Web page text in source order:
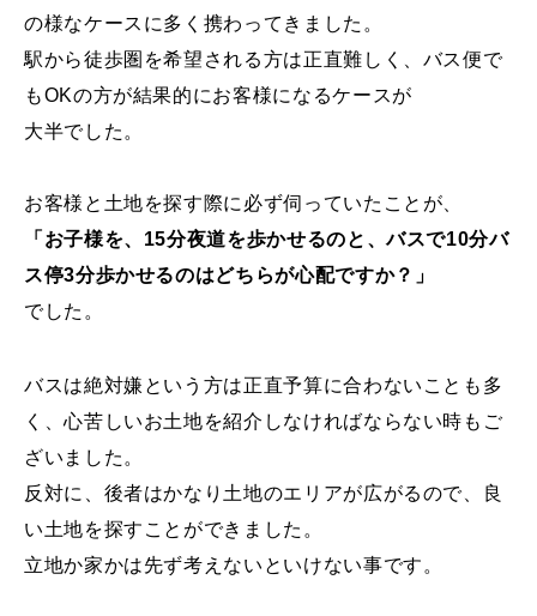
の様なケースに多く携わってきました。
駅から徒歩圏を希望される方は正直難しく、バス便で
もOKの方が結果的にお客様になるケースが
大半でした。
お客様と土地を探す際に必ず伺っていたことが、
「お子様を、15分夜道を歩かせるのと、バスで10分バ
ス停3分歩かせるのはどちらが心配ですか？」
でした。
バスは絶対嫌という方は正直予算に合わないことも多
く、心苦しいお土地を紹介しなければならない時もご
ざいました。
反対に、後者はかなり土地のエリアが広がるので、良
い土地を探すことができました。
立地か家かは先ず考えないといけない事です。